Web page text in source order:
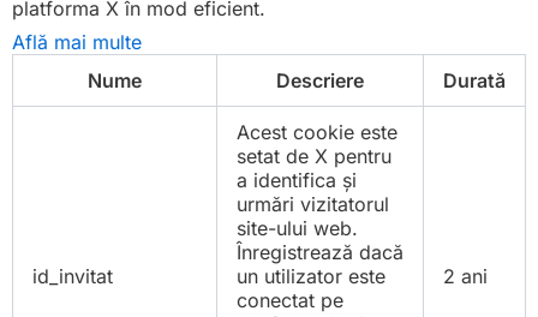
platforma X în mod eficient.
Află mai multe
Nume
Descriere Durată
id_invitat
Acest cookie este
setat de X pentru
a identifica și
urmări vizitatorul
site-ului web.
Înregistrează dacă
un utilizator este
conectat pe
2 ani